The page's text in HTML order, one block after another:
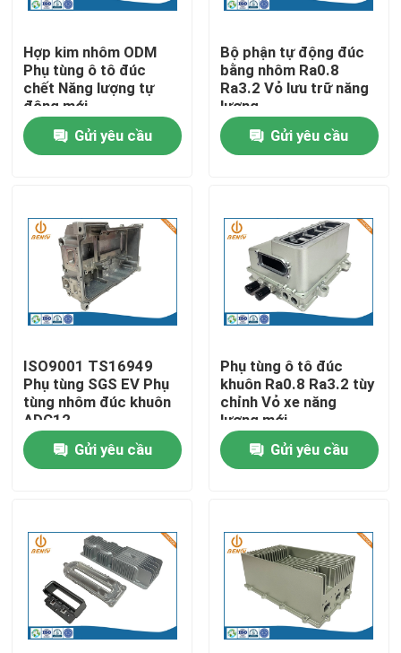
Nhà
Về chúng tôi
Tham quan nhà máy
Kiểm soát chất lượng
Liên hệ chúng tôi
Tin tức
Đúc khuôn nhôm
Phụ tùng EV
Bộ phận gia công CNC
Hợp kim nhôm ODM
Phụ tùng ô tô đúc
chết Năng lượng tự
động mới
Gửi yêu cầu
Bộ phận tự động đúc
bằng nhôm Ra0.8
Ra3.2 Vỏ lưu trữ năng
lượng
Gửi yêu cầu
ISO9001 TS16949
Phụ tùng SGS EV Phụ
tùng nhôm đúc khuôn
ADC12
Gửi yêu cầu
Phụ tùng ô tô đúc
khuôn Ra0.8 Ra3.2 tùy
chỉnh Vỏ xe năng
lượng mới
Gửi yêu cầu